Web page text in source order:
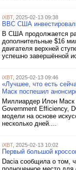
iXBT, 2025-02-13 09:38
ВВС США
В США продолжается
дополнительные $16
двигателя верхней
успешно завершённой
iXBT, 2025-02-13 09:46
«Лучшее, что есть
Маск поспешил
Миллиардер Илон Маск
Government Efficiency,
модели на основе
несколько дней....
iXBT, 2025-02-13 10:02
Первый большой
Dacia сообщила о том,